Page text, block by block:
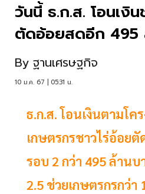
วันนี้ ธ.ก.ส. โอนเงิ
ตัดอ้อยสดอีก 495
By ฐานเศรษฐกิจ
10 ม.ค. 67 | 05:31 น.
ธ.ก.ส. โอนเงินตามโ
เกษตรกรชาวไร่อ้อย
รอบ 2 กว่า 495 ล้าน
2.5 ช่วยเกษตรกรกว่า